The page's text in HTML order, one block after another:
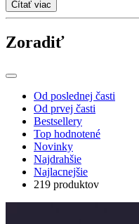
Čítať viac
Zoradiť
Od poslednej časti
Od prvej časti
Bestsellery
Top hodnotené
Novinky
Najdrahšie
Najlacnejšie
219 produktov